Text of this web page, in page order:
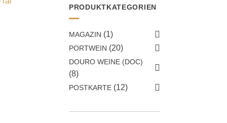
PRODUKTKATEGORIEN
MAGAZIN (1)
PORTWEIN (20)
DOURO WEINE (DOC)
(8)
POSTKARTE (12)